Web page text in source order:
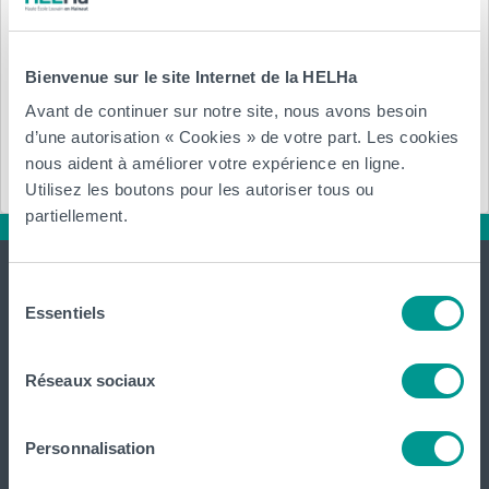
Bienvenue sur le site Internet de la HELHa
Avant de continuer sur notre site, nous avons besoin
d’une autorisation « Cookies » de votre part. Les cookies
nous aident à améliorer votre expérience en ligne.
Utilisez les boutons pour les autoriser tous ou
partiellement.
Essentiels
Réseaux sociaux
Personnalisation
Annexe :
Télécharger (.pdf)